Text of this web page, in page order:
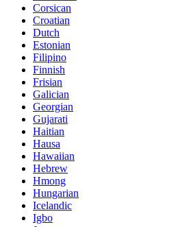
Corsican
Croatian
Dutch
Estonian
Filipino
Finnish
Frisian
Galician
Georgian
Gujarati
Haitian
Hausa
Hawaiian
Hebrew
Hmong
Hungarian
Icelandic
Igbo